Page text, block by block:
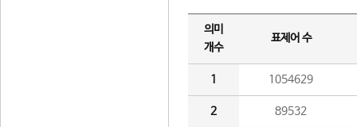
의미
개수
표제어 수
1 1054629
2 89532